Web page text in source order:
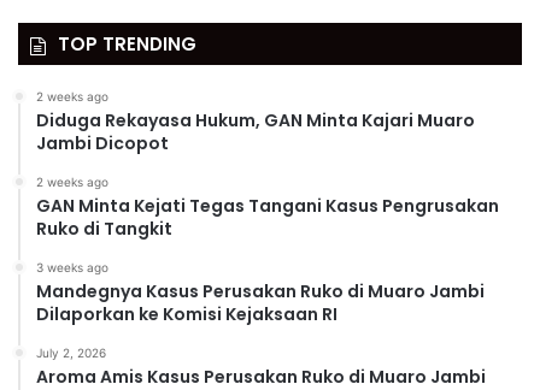
TOP TRENDING
2 weeks ago
Diduga Rekayasa Hukum, GAN Minta Kajari Muaro
Jambi Dicopot
2 weeks ago
GAN Minta Kejati Tegas Tangani Kasus Pengrusakan
Ruko di Tangkit
3 weeks ago
Mandegnya Kasus Perusakan Ruko di Muaro Jambi
Dilaporkan ke Komisi Kejaksaan RI
July 2, 2026
Aroma Amis Kasus Perusakan Ruko di Muaro Jambi